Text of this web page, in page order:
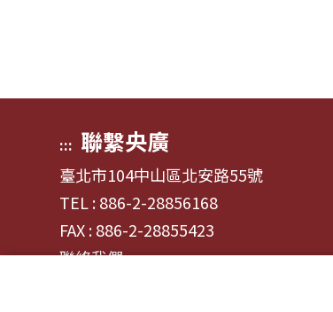
::: 聯繫央廣
臺北市104中山區北安路55號
TEL : 886-2-28856168
FAX : 886-2-28855423
聯絡我們